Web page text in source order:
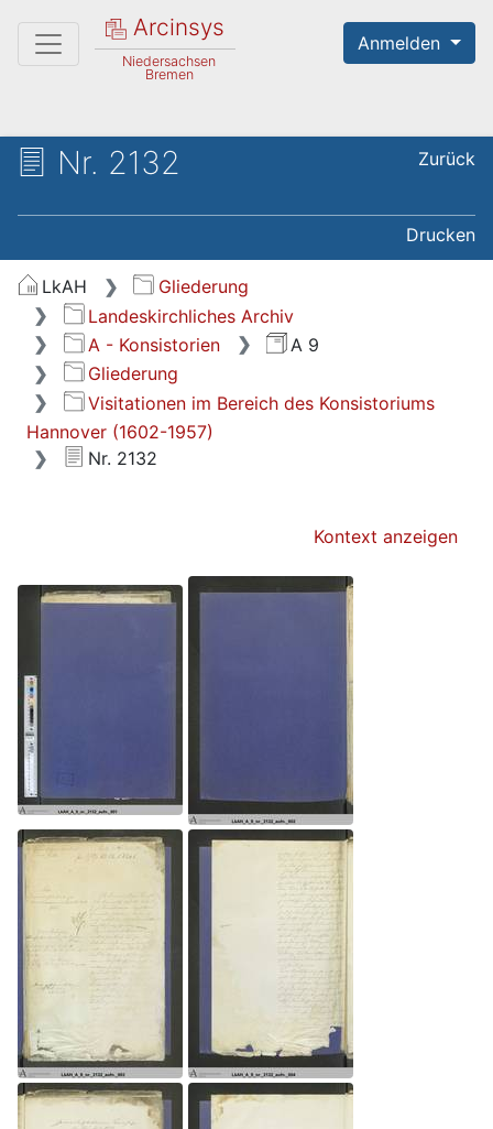
Arcinsys
Niedersachsen
Bremen
Anmelden
Nr. 2132 Zurück
Drucken
LkAH
Gliederung
Landeskirchliches Archiv
A - Konsistorien
A 9
Gliederung
Visitationen im Bereich des Konsistoriums
Hannover (1602-1957)
Nr. 2132
Kontext anzeigen